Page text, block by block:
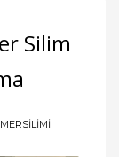
Silim